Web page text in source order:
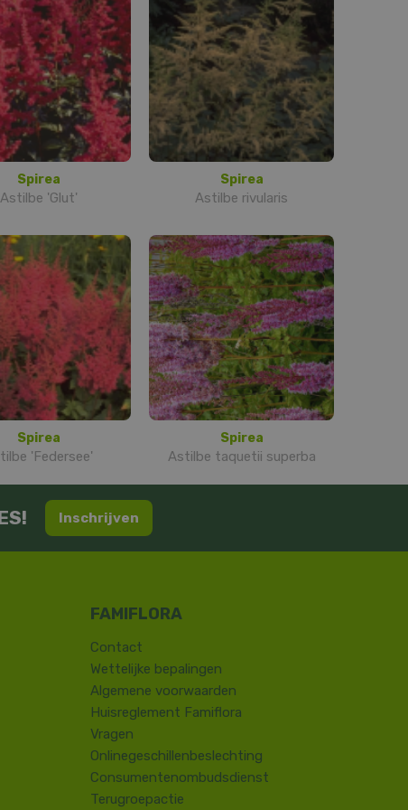
Spirea
Astilbe 'Glut'
Spirea
Astilbe rivularis
Spirea
'Federsee'
Spirea
Astilbe taquetii superba
Inschrijven
Contact
​Wettelijke bepalingen
Algemene voorwaarden
Huisreglement Famiflora
Vragen
Onlinegeschillenbeslechting
Consumentenombudsdienst
Terugroepactie